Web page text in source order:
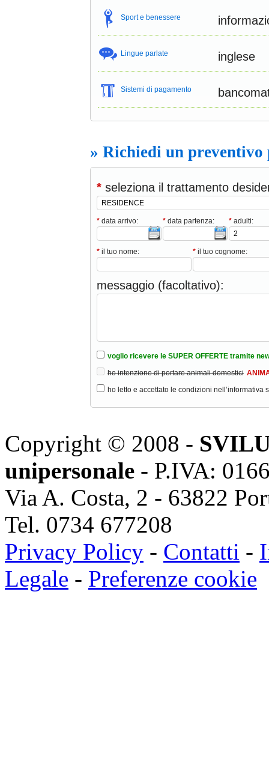
Sport e benessere
Lingue parlate inglese
Sistemi di pagamento
» Richiedi un preventivo
* seleziona il trattamento
* data arrivo: * data partenza: * adulti:
* il tuo nome: * il tuo cognome:
messaggio (facoltativo):
voglio ricevere le SUPER OFFERTE tramite
ho intenzione di portare animali domestici
ho letto e accettato le condizioni nell’informativa
Copyright © 2008 -
unipersonale - P.IVA:
Via A. Costa, 2 - 63822
Tel. 0734 677208
Privacy Policy - Contatti -
Legale - Preferenze cookie